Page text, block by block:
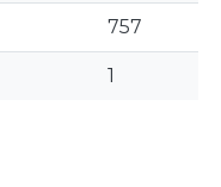
757
1